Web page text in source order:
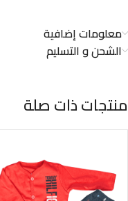
معلومات إضافية
الشحن و التسليم
منتجات ذات صلة